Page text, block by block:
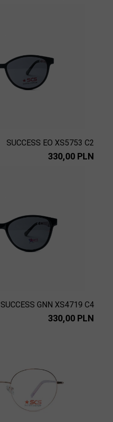
SUCCESS EO XS5753 C2
330,00 PLN
SUCCESS GNN XS4719 C4
330,00 PLN